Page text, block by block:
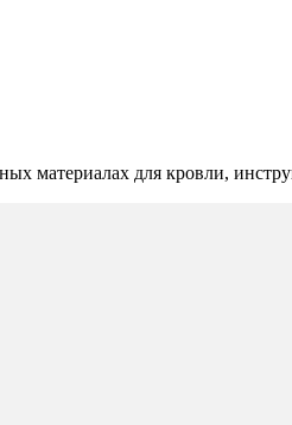
материалах для кровли,